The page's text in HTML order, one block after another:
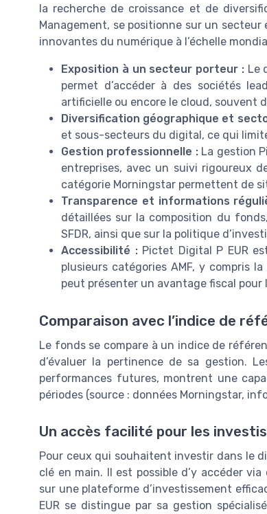
la recherche de croissance et de
Management, se positionne sur un
innovantes du numérique à l’échelle
Exposition à un secteur porteur :Le
permet d’accéder à des sociétés
artificielle ou encore le cloud, souvent
Diversification géographique et
et sous-secteurs du digital, ce qui
Gestion professionnelle :La gestion
entreprises, avec un suivi rigoureux
catégorie Morningstar permettent de
Transparence et informations
détaillées sur la composition du
SFDR, ainsi que sur la politique
Accessibilité :Pictet Digital P EUR
plusieurs catégories AMF, y compris
peut présenter un avantage fiscal
Comparaison avec l’indice de
Le fonds se compare à un indice de
d’évaluer la pertinence de sa gestion.
performances futures, montrent une
périodes (source : données Morningstar,
Un accès facilité pour les
Pour ceux qui souhaitent investir dans le
clé en main. Il est possible d’y accéder
sur une plateforme d’investissement
EUR se distingue par sa gestion